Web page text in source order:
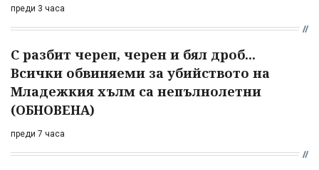
преди 3 часа
С разбит череп, черен и бял дроб...
Всички обвиняеми за убийството на
Младежкия хълм са непълнолетни
(ОБНОВЕНА)
преди 7 часа